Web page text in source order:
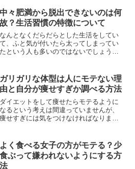
中々肥満から脱出できないのは何
故？生活習慣の特徴について
なんとなくだらだらとした生活をしてい
て、ふと気が付いたら太ってしまってい
たという人も多いのではないでしょう
原因のひとつとされる生活習慣につい
て、以下にまとめてみました。...
ガリガリな体型は人にモテない理
由と自分が痩せすぎか調べる方法
ダイエットをして痩せたらモテるように
なるという考えは間違っていませんが、
痩せすぎには気をつけなければなりませ
リ体型はモテないのかという理由と、自
分が痩せすぎかどうかを調...
よく食べる女子の方がモテる？少
食ぶって嫌われないようにする方
法